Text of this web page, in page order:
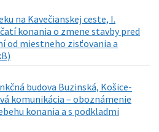
na Kavečianskej ceste, I.
konania o zmene stavby pred
od miestneho zisťovania a
budova Buzinská, Košice-
komunikácia – oboznámenie
konania a s podkladmi